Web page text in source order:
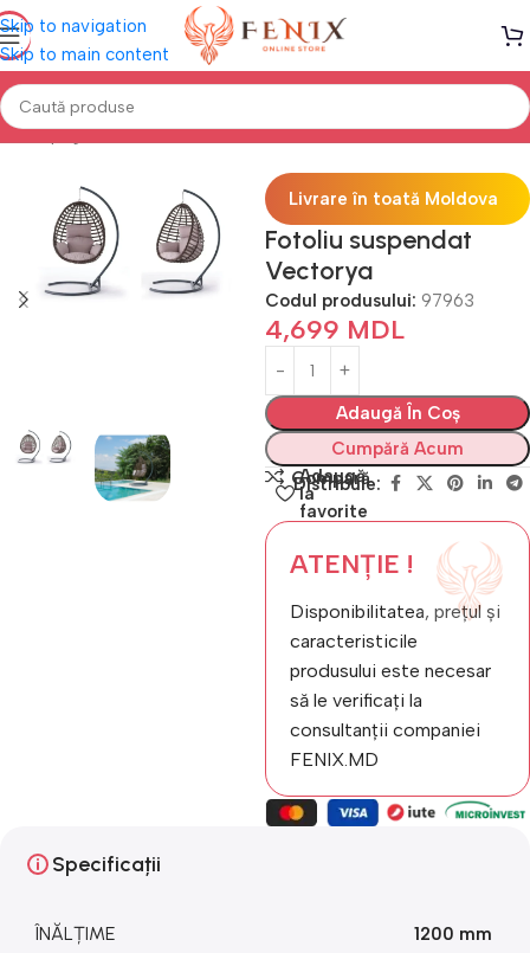
Skip to navigation
Skip to main content
Prima pagină Mobilă TERASĂ & GRĂDINĂ Balansoare Terasă
Livrare în toată Moldova
Fotoliu suspendat
Vectorya
Codul produsului: 97963
4,699 MDL
Adaugă În Coș
Cumpără Acum
Compară
Adaugă
la
favorite
Distribuie:
ATENȚIE !
Disponibilitatea, prețul și
caracteristicile
produsului este necesar
să le verificați la
consultanții companiei
FENIX.MD
Specificații
ÎNĂLȚIME 1200 mm